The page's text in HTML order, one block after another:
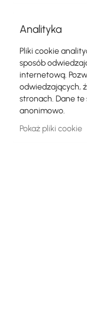
Licencje
Monitoring,
Zewnętrzne
Analityka
Pliki cookie
sposób
internetową.
odwiedzających,
stronach. Dane
anonimowo.
Pokaż pliki cookie